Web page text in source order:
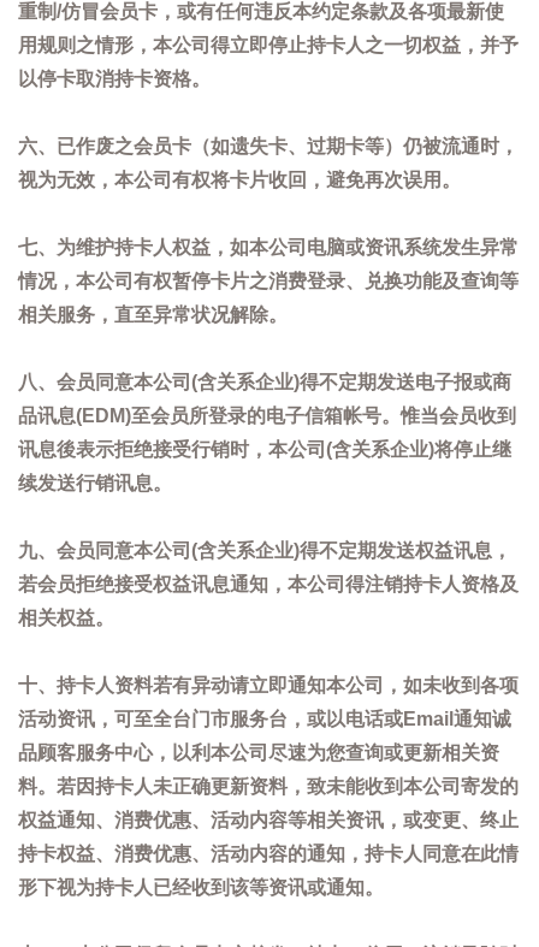
重制/仿冒会员卡，或有任何违反本约定条款及各项最新使
用规则之情形，本公司得立即停止持卡人之一切权益，并予
以停卡取消持卡资格。
六、已作废之会员卡（如遗失卡、过期卡等）仍被流通时，
视为无效，本公司有权将卡片收回，避免再次误用。
七、为维护持卡人权益，如本公司电脑或资讯系统发生异常
情况，本公司有权暂停卡片之消费登录、兑换功能及查询等
相关服务，直至异常状况解除。
八、会员同意本公司(含关系企业)得不定期发送电子报或商
品讯息(EDM)至会员所登录的电子信箱帐号。惟当会员收到
讯息後表示拒绝接受行销时，本公司(含关系企业)将停止继
续发送行销讯息。
九、会员同意本公司(含关系企业)得不定期发送权益讯息，
若会员拒绝接受权益讯息通知，本公司得注销持卡人资格及
相关权益。
十、持卡人资料若有异动请立即通知本公司，如未收到各项
活动资讯，可至全台门市服务台，或以电话或Email通知诚
品顾客服务中心，以利本公司尽速为您查询或更新相关资
料。若因持卡人未正确更新资料，致未能收到本公司寄发的
权益通知、消费优惠、活动内容等相关资讯，或变更、终止
持卡权益、消费优惠、活动内容的通知，持卡人同意在此情
形下视为持卡人已经收到该等资讯或通知。